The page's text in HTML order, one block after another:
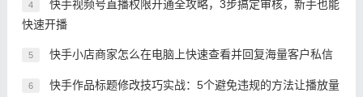
4
快手视频号直播权限开通全攻略，3步搞定审核，新手也能
快速开播
5 快手小店商家怎么在电脑上快速查看并回复海量客户私信
6
快手作品标题修改技巧实战：5个避免违规的方法让播放量